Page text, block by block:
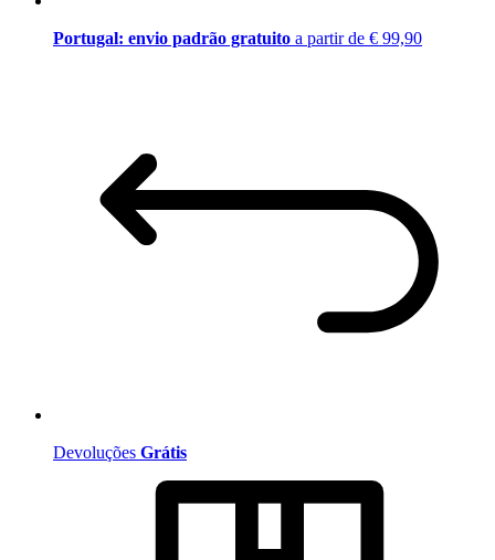
Portugal: envio padrão gratuito a partir de € 99,90
Devoluções Grátis